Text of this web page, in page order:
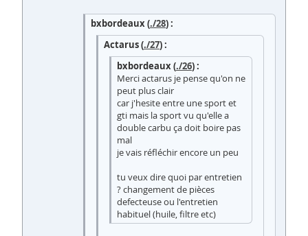
bxbordeaux (./28) :
Actarus (./27) :
bxbordeaux (./26) :
Merci actarus je pense qu'on ne
peut plus clair
car j'hesite entre une sport et
gti mais la sport vu qu'elle a
double carbu ça doit boire pas
mal
je vais réfléchir encore un peu
tu veux dire quoi par entretien
? changement de pièces
defecteuse ou l'entretien
habituel (huile, filtre etc)